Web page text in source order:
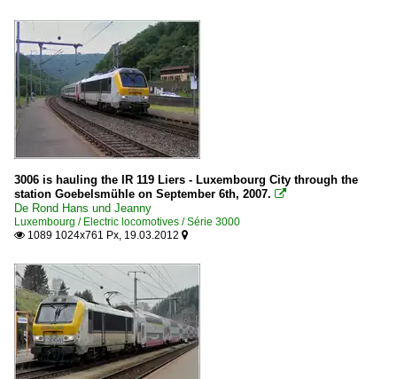
3006 is hauling the IR 119 Liers - Luxembourg City through the
station Goebelsmühle on September 6th, 2007. 
De Rond Hans und Jeanny
Luxembourg / Electric locomotives / Série 3000
 1089 1024x761 Px, 19.03.2012 